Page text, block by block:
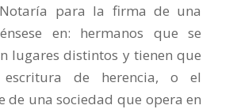
para la firma de una
en: hermanos que se
lugares distintos y tienen que
de herencia, o el
de una sociedad que opera en